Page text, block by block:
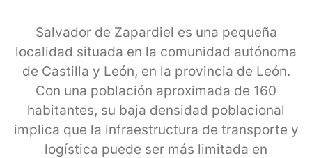
Salvador de Zapardiel es una pequeña
localidad situada en la comunidad autónoma
de Castilla y León, en la provincia de León.
Con una población aproximada de 160
habitantes, su baja densidad poblacional
implica que la infraestructura de transporte y
logística puede ser más limitada en